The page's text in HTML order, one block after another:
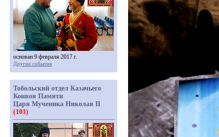
основан 9 февраля 2017 г.
Другие события
Тобольский отдел Казачьего
Конвоя Памяти
Царя Мученика Николая II
(101)